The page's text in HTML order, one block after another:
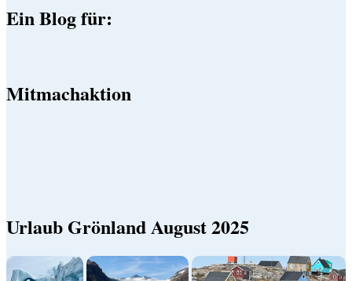
Ein Blog für:
Mitmachaktion
Urlaub Grönland August 2025